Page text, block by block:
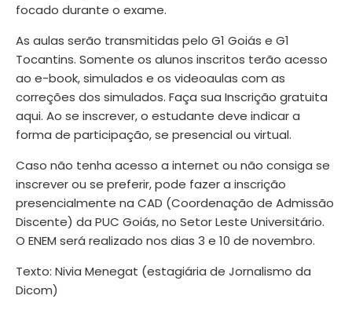
focado durante o exame.
As aulas serão transmitidas pelo G1 Goiás e G1
Tocantins. Somente os alunos inscritos terão acesso
ao e-book, simulados e os videoaulas com as
correções dos simulados. Faça sua Inscrição gratuita
aqui. Ao se inscrever, o estudante deve indicar a
forma de participação, se presencial ou virtual.
Caso não tenha acesso a internet ou não consiga se
inscrever ou se preferir, pode fazer a inscrição
presencialmente na CAD (Coordenação de Admissão
Discente) da PUC Goiás, no Setor Leste Universitário.
O ENEM será realizado nos dias 3 e 10 de novembro.
Texto: Nivia Menegat (estagiária de Jornalismo da
Dicom)